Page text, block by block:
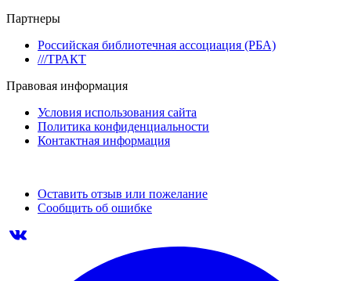
Партнеры
Российская библиотечная ассоциация (РБА)
///ТРАКТ
Правовая информация
Условия использования сайта
Политика конфиденциальности
Контактная информация
Оставить отзыв или пожелание
Сообщить об ошибке